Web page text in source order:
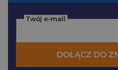
Twój e-mail
DOŁĄCZ DO